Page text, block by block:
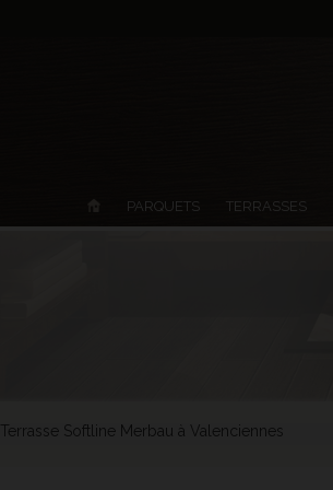
Terrasse Softline Merbau à Valenciennes
PARQUETS TERRASSES